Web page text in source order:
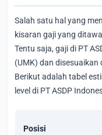
Salah satu hal yang
kisaran gaji yang
Tentu saja, gaji di PT
(UMK) dan
Berikut adalah tabel
level di PT ASDP
Posisi